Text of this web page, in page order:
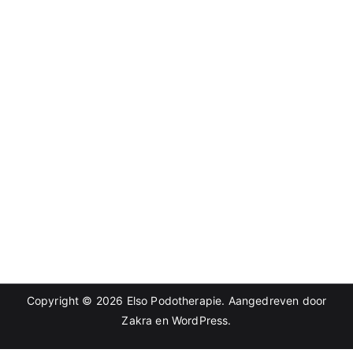
Copyright © 2026 Elso Podotherapie. Aangedreven door
Zakra en WordPress.